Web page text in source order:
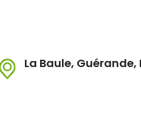
La Baule,